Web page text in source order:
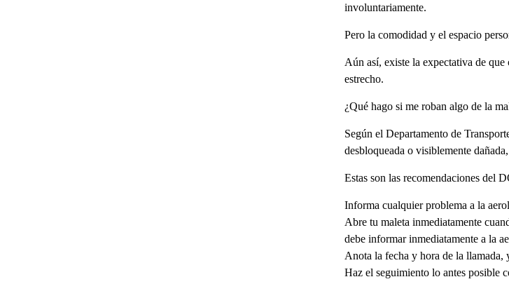
involuntariamente.
Pero la comodidad y el espacio
Aún así, existe la expectativa de
estrecho.
¿Qué hago si me roban algo de la
Según el Departamento de
desbloqueada o visiblemente
Estas son las recomendaciones del
Informa cualquier problema a la
Abre tu maleta inmediatamente
debe informar inmediatamente a la
Anota la fecha y hora de la llamada,
Haz el seguimiento lo antes posible